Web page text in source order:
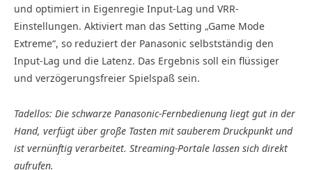
und optimiert in Eigenregie Input-Lag und VRR-
Einstellungen. Aktiviert man das Setting „Game Mode
Extreme“, so reduziert der Panasonic selbstständig den
Input-Lag und die Latenz. Das Ergebnis soll ein flüssiger
und verzögerungsfreier Spielspaß sein.
Tadellos: Die schwarze Panasonic-Fernbedienung liegt gut in der
Hand, verfügt über große Tasten mit sauberem Druckpunkt und
ist vernünftig verarbeitet. Streaming-Portale lassen sich direkt
aufrufen.